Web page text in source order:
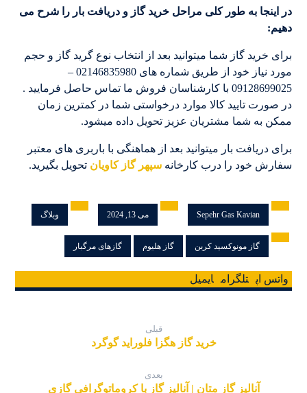
در اینجا به طور کلی مراحل خریدگاز و دریافت بار را شرح می
دهیم:
برای خرید گاز شما میتوانید بعد از انتخاب نوع گرید گاز و حجم
مورد نیاز خود از طریق شماره های 02146835980 –
09128699025 با کارشناسان فروش ما تماس حاصل فرمایید .
در صورت تایید کالا موارد درخواستی شما در کمترین زمان
ممکن به شما مشتریان عزیز تحویل داده میشود.
برای دریافت بار میتوانید بعد از هماهنگی با باربری های معتبر
سفارش خود را درب کارخانهسپهر گاز کاویان تحویل بگیرید.
Sepehr Gas Kavian می 13, 2024 وبلاگ
گاز مونوکسید کربن گاز هلیوم گازهای مرگبار
واتس اپ تلگرام ایمیل
قبلی
خرید گاز هگزا فلوراید گوگرد
بعدی
آنالیز گاز متان | آنالیز گاز با کروماتوگرافی گازی